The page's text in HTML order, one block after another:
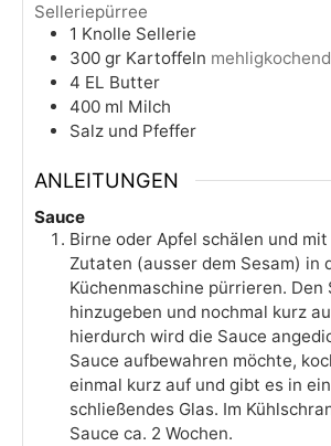
Selleriepürree
1 Knolle Sellerie
300 gr Kartoffeln mehligkochend
4 EL Butter
400 ml Milch
Salz und Pfeffer
ANLEITUNGEN
Sauce
Birne oder Apfel schälen und
Zutaten (ausser dem Sesam) in
Küchenmaschine pürrieren. Den
hinzugeben und nochmal kurz
hierdurch wird die Sauce
Sauce aufbewahren möchte,
einmal kurz auf und gibt es in
schließendes Glas. Im
Sauce ca. 2 Wochen.